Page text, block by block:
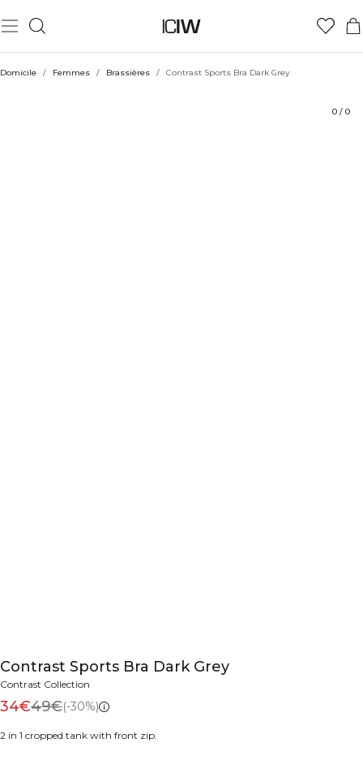
Domicile / Femmes / Brassières / Contrast Sports Bra Dark Grey
0 / 0
Contrast Sports Bra Dark Grey
Contrast Collection
34€49€(-30%)
2 in 1 cropped tank with front zip.